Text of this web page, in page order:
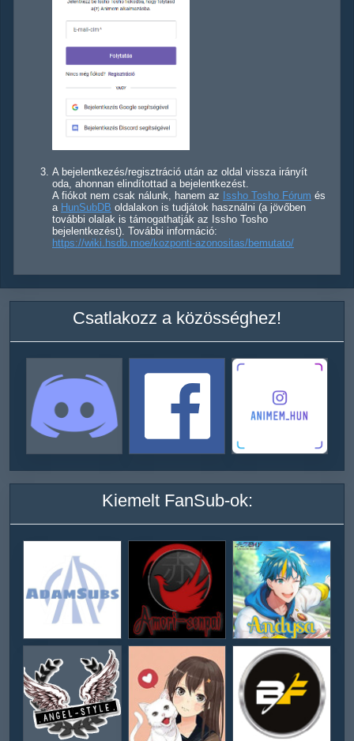
A bejelentkezés/regisztráció után az oldal vissza irányít
oda, ahonnan elindítottad a bejelentkezést.
A fiókot nem csak nálunk, hanem az Issho Tosho Fórum és
a HunSubDB oldalakon is tudjátok használni (a jövőben
további olalak is támogathatják az Issho Tosho
bejelentkezést). További információ:
https://wiki.hsdb.moe/kozponti-azonositas/bemutato/
Csatlakozz a közösséghez!
Kiemelt FanSub-ok: